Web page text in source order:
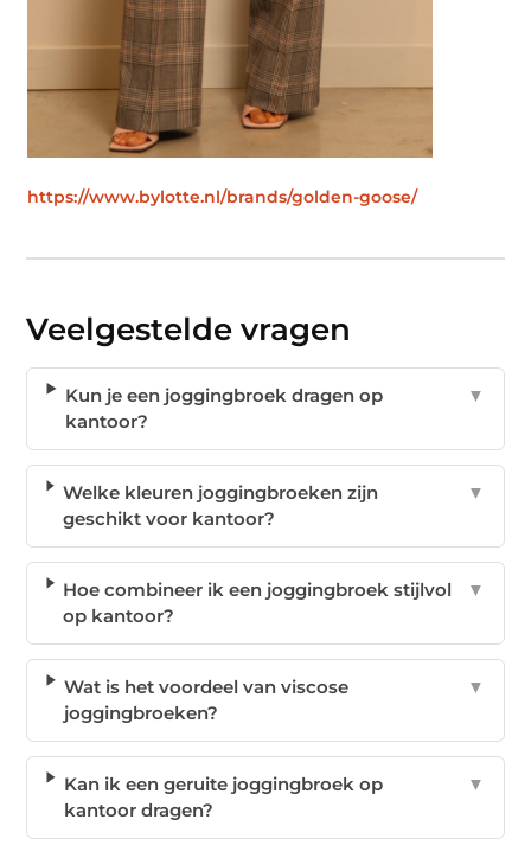
https://www.bylotte.nl/brands/golden-goose/
Veelgestelde vragen
Kun je een joggingbroek dragen op
kantoor?
▼
Welke kleuren joggingbroeken zijn
geschikt voor kantoor?
▼
Hoe combineer ik een joggingbroek stijlvol
op kantoor?
▼
Wat is het voordeel van viscose
joggingbroeken?
▼
Kan ik een geruite joggingbroek op
kantoor dragen?
▼